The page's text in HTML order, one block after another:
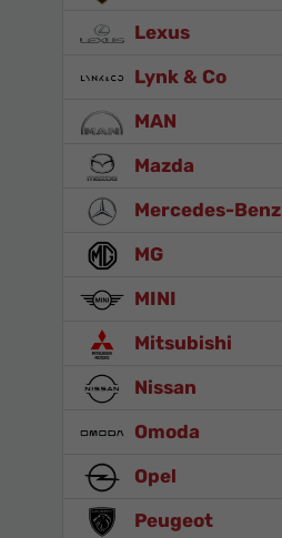
Lexus
Lynk & Co
MAN
Mazda
Mercedes-Benz
MG
MINI
Mitsubishi
Nissan
Omoda
Opel
Peugeot